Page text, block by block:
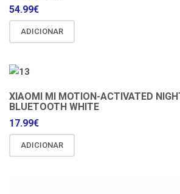
54.99€
ADICIONAR
XIAOMI MI MOTION-ACTIVATED
BLUETOOTH WHITE
17.99€
ADICIONAR